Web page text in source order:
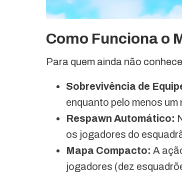
Como Funciona o
Para quem ainda não
Sobrevivência de
enquanto pelo menos um
Respawn Automático:
os jogadores do
Mapa Compacto: A
jogadores (dez